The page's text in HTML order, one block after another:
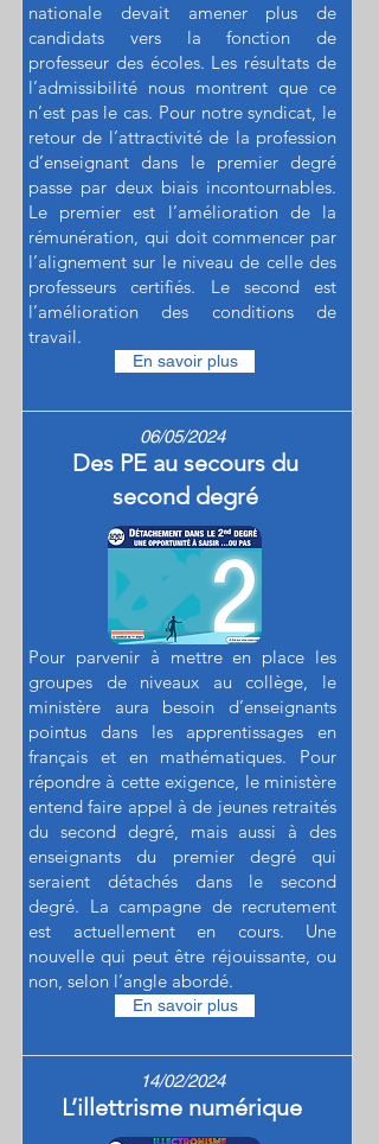
nationale devait amener plus de
candidats vers la fonction de
professeur des écoles. Les résultats de
l’admissibilité nous montrent que ce
n’est pas le cas. Pour notre syndicat, le
retour de l’attractivité de la profession
d’enseignant dans le premier degré
passe par deux biais incontournables.
Le premier est l’amélioration de la
rémunération, qui doit commencer par
l’alignement sur le niveau de celle des
professeurs certifiés. Le second est
l’amélioration des conditions de
travail.
En savoir plus
06/05/2024
Des PE au secours du
second degré
Pour parvenir à mettre en place les
groupes de niveaux au collège, le
ministère aura besoin d’enseignants
pointus dans les apprentissages en
français et en mathématiques. Pour
répondre à cette exigence, le ministère
entend faire appel à de jeunes retraités
du second degré, mais aussi à des
enseignants du premier degré qui
seraient détachés dans le second
degré. La campagne de recrutement
est actuellement en cours. Une
nouvelle qui peut être réjouissante, ou
non, selon l’angle abordé.
En savoir plus
14/02/2024
L’illettrisme numérique